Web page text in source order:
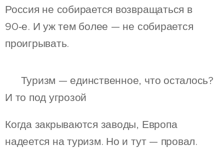
Россия не собирается возвращаться в
90‑е. И уж тем более — не собирается
проигрывать.
🧳 Туризм — единственное, что осталось?
И то под угрозой
Когда закрываются заводы, Европа
надеется на туризм. Но и тут — провал.